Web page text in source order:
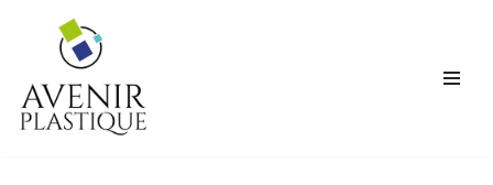
au
contenu